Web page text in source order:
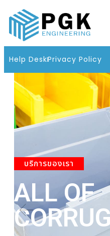
Help DeskPrivacy Policy
Home
21 มิถุนายน 2022
บริการของเรา
ALL OF